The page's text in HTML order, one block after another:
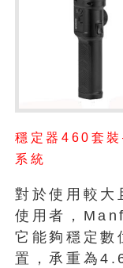
穩定器460套
系統
對於使用較大
使用者，
它能夠穩定數
置，承重為